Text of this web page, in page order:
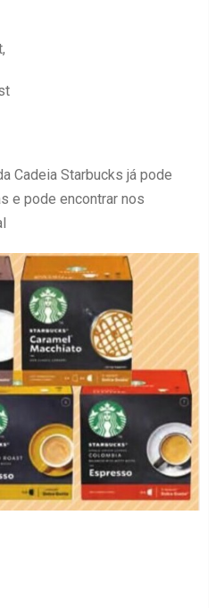
Cadeia Starbucks já pode
e pode encontrar nos